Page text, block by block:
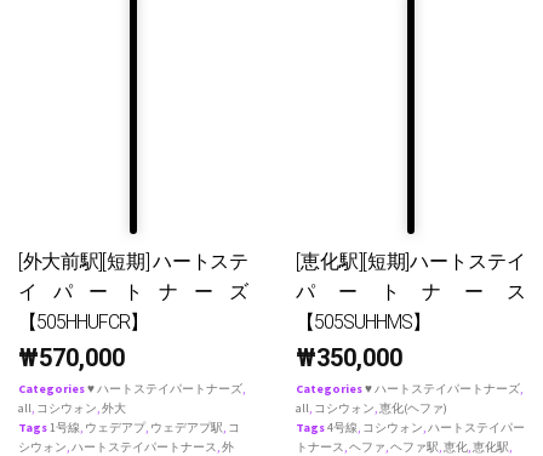
[外大前駅][短期] ハートステ
イパートナーズ
【505HHUFCR】
₩570,000
Categories♥ ハートステイパートナーズ,
all, コシウォン,外大
Tags1号線, ウェデアプ, ウェデアプ駅, コ
シウォン,ハートステイパートナース,外
[恵化駅][短期]ハートステイ
パートナース
【505SUHHMS】
₩350,000
Categories♥ ハートステイパートナーズ,
all, コシウォン,恵化(ヘファ)
Tags4号線, コシウォン,ハートステイパー
トナース,ヘファ,ヘファ駅,恵化,恵化駅,